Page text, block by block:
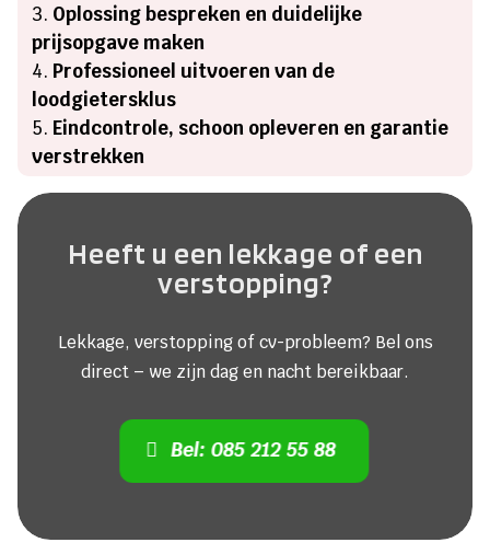
Oplossing bespreken en duidelijke
prijsopgave maken
Professioneel uitvoeren van de
loodgietersklus
Eindcontrole, schoon opleveren en garantie
verstrekken
Heeft u een lekkage of een
verstopping?
Lekkage, verstopping of cv-probleem? Bel ons
direct – we zijn dag en nacht bereikbaar.
Bel: 085 212 55 88